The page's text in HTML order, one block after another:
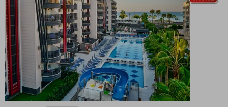
familiekamer
Ultra All
Inclusive
met 24/7
drankjes!
Relax aan
het
zwembad
of